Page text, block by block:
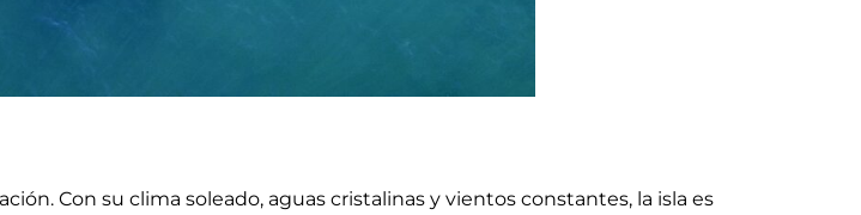
Con su clima soleado, aguas cristalinas y vientos constantes, la isla es